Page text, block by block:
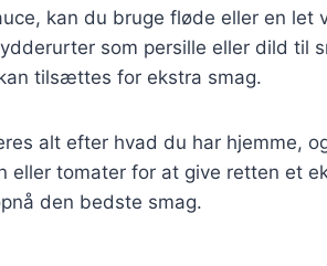
kan du bruge fløde eller en let
som persille eller dild til
tilsættes for ekstra smag.
alt efter hvad du har hjemme,
eller tomater for at give retten et
den bedste smag.